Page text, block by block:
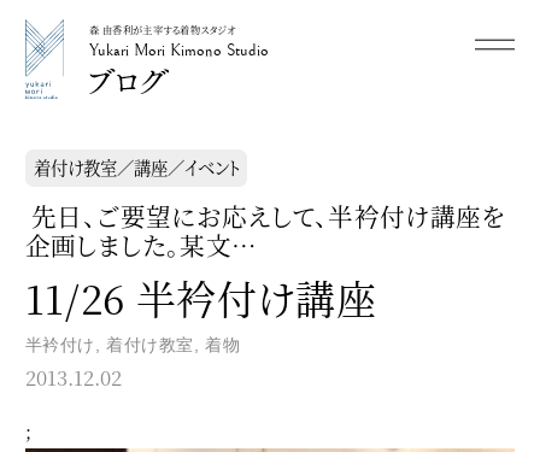
Yukari Mori Kimono Studio
森 由香利が主宰する着物スタジオ
Yukari Mori Kimono Studio メニュー
着付け教室／講座／イベント
先日、ご要望にお応えして、半衿付け講座を
企画しました。某文…
11/26 半衿付け講座
半衿付け ,着付け教室 ,着物
2013.12.02
;